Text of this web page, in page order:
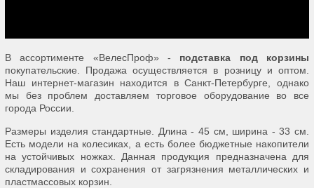
В ассортименте «ВелесПроф» - подставка под корзины
покупательские. Продажа осуществляется в розницу и оптом.
Наш интернет-магазин находится в Санкт-Петербурге, однако
мы без проблем доставляем торговое оборудование во все
города России.
Размеры изделия стандартные. Длина - 45 см, ширина - 33 см.
Есть модели на колесиках, а есть более бюджетные накопители
на устойчивых ножках. Данная продукция предназначена для
складирования и сохранения от загрязнения металлических и
пластмассовых корзин.